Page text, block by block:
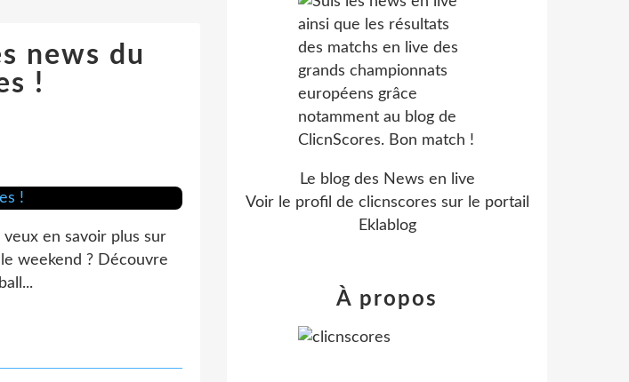
news du
!
en savoir plus sur
weekend ? Découvre
Le blog des News en live
Voir le profil de clicnscores sur le portail
Eklablog
À propos